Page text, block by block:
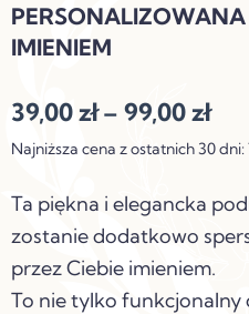
IMIENIEM
39,00zł – 99,00zł
do
Najniższa cena z ostatnich 30 dni:
Ta piękna i elegancka
zostanie dodatkowo
przez Ciebie imieniem.
To nie tylko